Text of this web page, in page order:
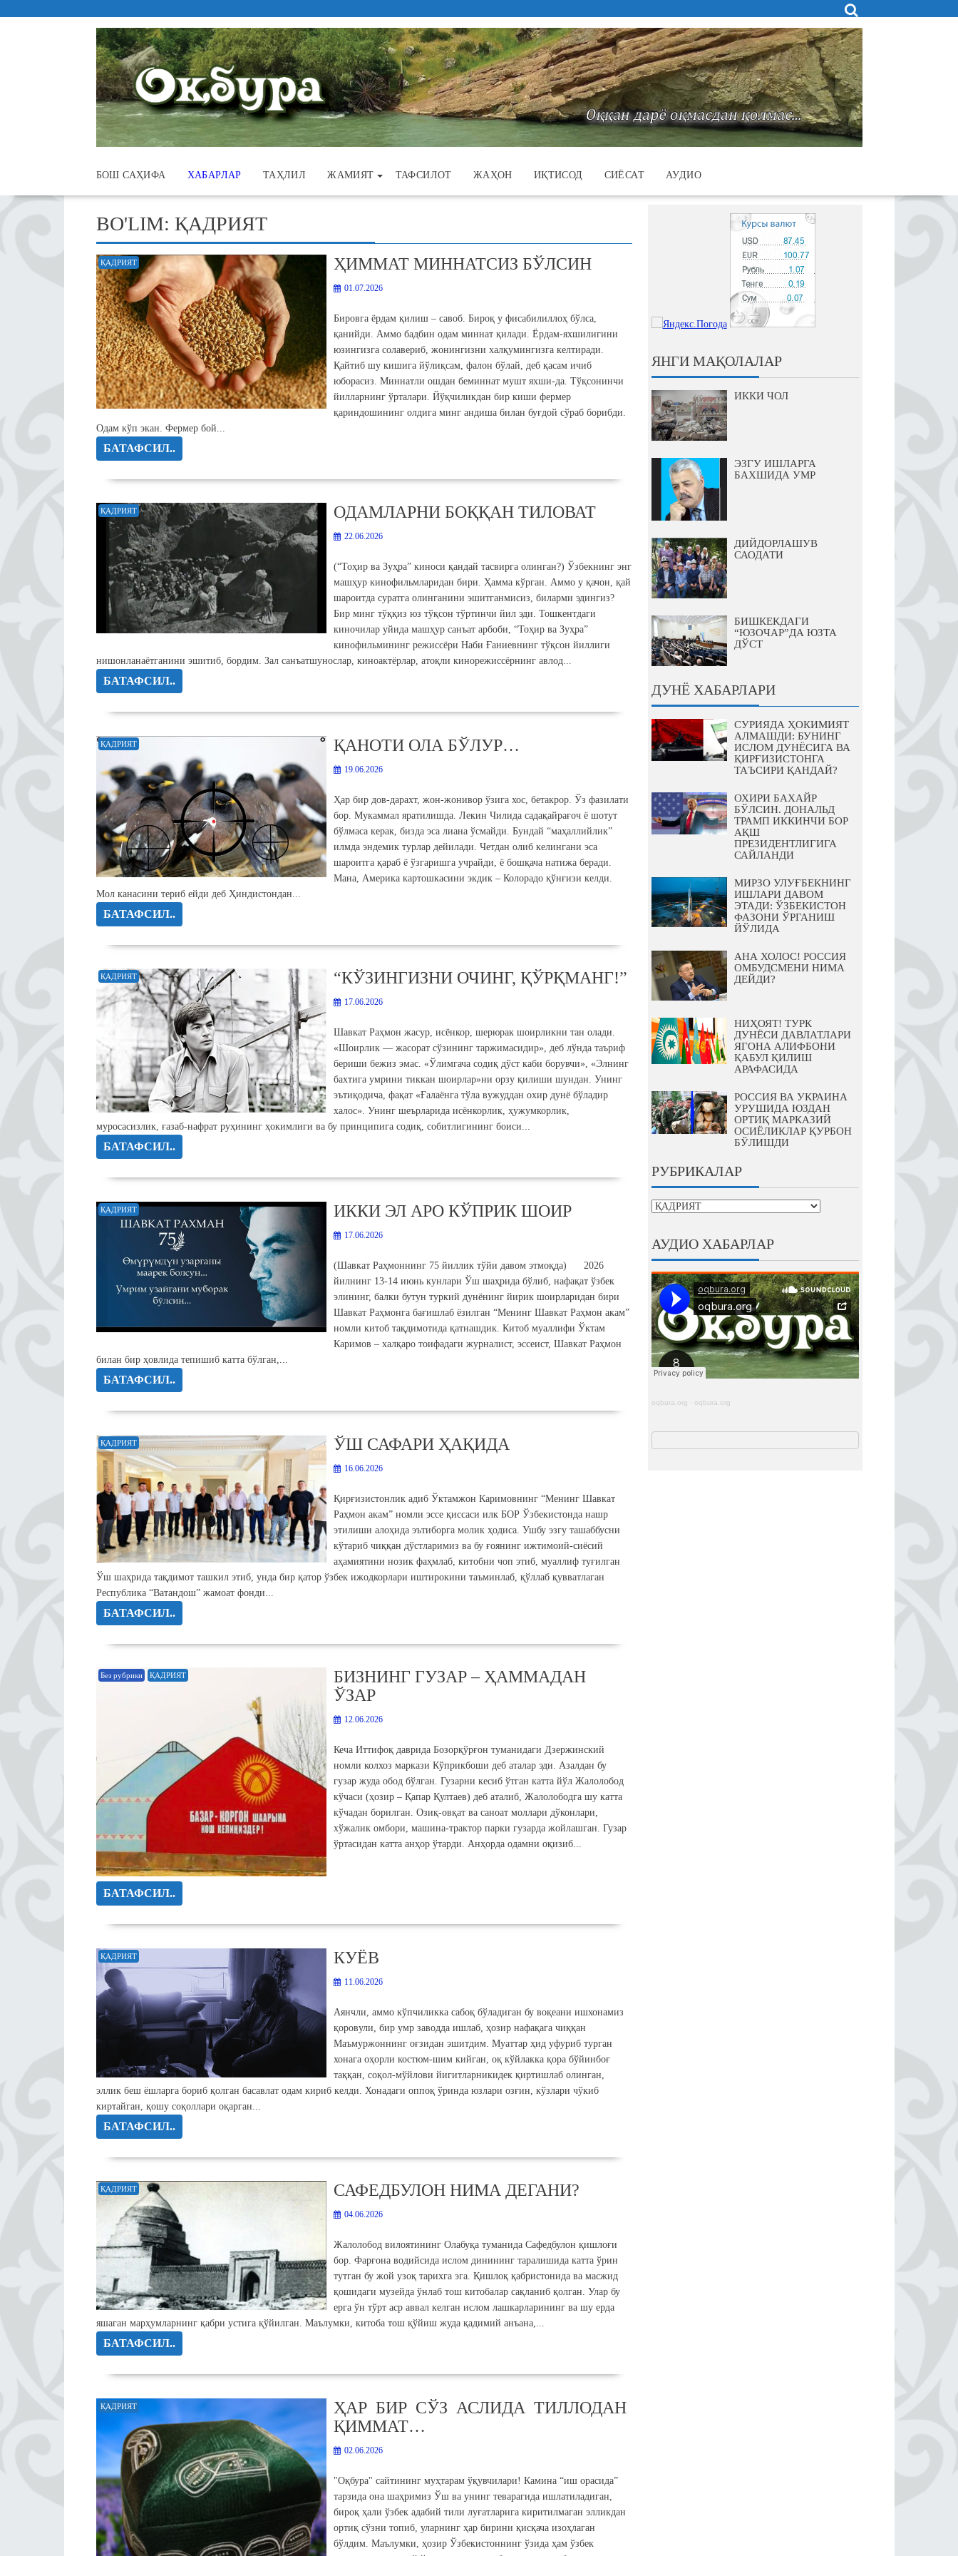
БОШ САҲИФА ХАБАРЛАР ТАҲЛИЛ ЖАМИЯТ ТАФСИЛОТ ЖАҲОН ИҚТИСОД СИЁСАТ АУДИО
BO'LIM: ҚАДРИЯТ
ҚАДРИЯТ ҲИММАТ МИННАТСИЗ БЎЛСИН
01.07.2026
Бировга ёрдам қилиш – савоб. Бироқ у фисабилиллоҳ бўлса,
қанийди. Аммо бадбин одам миннат қилади. Ёрдам-яхшилигини
юзингизга солавериб, жонингизни халқумингизга келтиради.
Қайтиб шу кишига йўлиқсам, фалон бўлай, деб қасам ичиб
юборасиз. Миннатли ошдан беминнат мушт яхши-да. Тўқсонинчи
йилларнинг ўрталари. Йўқчиликдан бир киши фермер
қариндошининг олдига минг андиша билан буғдой сўраб борибди.
Одам кўп экан. Фермер бой...
БАТАФСИЛ..
ҚАДРИЯТ ОДАМЛАРНИ БОҚҚАН ТИЛОВАТ
22.06.2026
(“Тоҳир ва Зуҳра” киноси қандай тасвирга олинган?) Ўзбекнинг энг
машҳур кинофильмларидан бири. Ҳамма кўрган. Аммо у қачон, қай
шароитда суратга олинганини эшитганмисиз, биларми эдингиз?
Бир минг тўққиз юз тўқсон тўртинчи йил эди. Тошкентдаги
киночилар уйида машҳур санъат арбоби, “Тоҳир ва Зуҳра”
кинофильмининг режиссёри Наби Ғаниевнинг тўқсон йиллиги
нишонланаётганини эшитиб, бордим. Зал санъатшунослар, киноактёрлар, атоқли кинорежиссёрнинг авлод...
БАТАФСИЛ..
ҚАДРИЯТ ҚАНОТИ ОЛА БЎЛУР…
19.06.2026
Ҳар бир дов-дарахт, жон-жонивор ўзига хос, бетакрор. Ўз фазилати
бор. Мукаммал яратилишда. Лекин Чилида садақайрағоч ё шотут
бўлмаса керак, бизда эса лиана ўсмайди. Бундай “маҳаллийлик”
илмда эндемик турлар дейилади. Четдан олиб келингани эса
шароитга қараб ё ўзгаришга учрайди, ё бошқача натижа беради.
Мана, Америка картошкасини экдик – Колорадо қўнғизи келди.
Мол канасини териб ейди деб Ҳиндистондан...
БАТАФСИЛ..
ҚАДРИЯТ “КЎЗИНГИЗНИ ОЧИНГ, ҚЎРҚМАНГ!”
17.06.2026
Шавкат Раҳмон жасур, исёнкор, шерюрак шоирликни тан олади.
«Шоирлик — жасорат сўзининг таржимасидир», деб лўнда таъриф
бериши бежиз эмас. «Ўлимгача содиқ дўст каби борувчи», «Элнинг
бахтига умрини тиккан шоирлар»ни орзу қилиши шундан. Унинг
эътиқодича, фақат «Ғалаёнга тўла вужуддан охир дунё бўладир
халос». Унинг шеърларида исёнкорлик, ҳужумкорлик,
муросасизлик, ғазаб-нафрат руҳининг ҳокимлиги ва бу принципига содиқ, собитлигининг боиси...
БАТАФСИЛ..
ҚАДРИЯТ ИККИ ЭЛ АРО КЎПРИК ШОИР
17.06.2026
(Шавкат Раҳмоннинг 75 йиллик тўйи давом этмоқда) 2026
йилнинг 13-14 июнь кунлари Ўш шаҳрида бўлиб, нафақат ўзбек
элининг, балки бутун туркий дунёнинг йирик шоирларидан бири
Шавкат Раҳмонга бағишлаб ёзилган “Менинг Шавкат Раҳмон акам”
номли китоб тақдимотида қатнашдик. Китоб муаллифи Ўктам
Каримов – халқаро тоифадаги журналист, эссеист, Шавкат Раҳмон
билан бир ҳовлида тепишиб катта бўлган,...
БАТАФСИЛ..
ҚАДРИЯТ ЎШ САФАРИ ҲАҚИДА
16.06.2026
Қирғизистонлик адиб Ўктамжон Каримовнинг “Менинг Шавкат
Раҳмон акам” номли эссе қиссаси илк БОР Ўзбекистонда нашр
этилиши алоҳида эътиборга молик ҳодиса. Ушбу эзгу ташаббусни
кўтариб чиққан дўстларимиз ва бу ғоянинг ижтимоий-сиёсий
аҳамиятини нозик фаҳмлаб, китобни чоп этиб, муаллиф туғилган
Ўш шаҳрида тақдимот ташкил этиб, унда бир қатор ўзбек ижодкорлари иштирокини таъминлаб, қўллаб қувватлаган
Республика “Ватандош” жамоат фонди...
БАТАФСИЛ..
Без рубрики ҚАДРИЯТ
БИЗНИНГ ГУЗАР – ҲАММАДАН
ЎЗАР
12.06.2026
Кеча Иттифоқ даврида Бозорқўрғон туманидаги Дзержинский
номли колхоз маркази Кўприкбоши деб аталар эди. Азалдан бу
гузар жуда обод бўлган. Гузарни кесиб ўтган катта йўл Жалолобод
кўчаси (ҳозир – Қапар Қултаев) деб аталиб, Жалолободга шу катта
кўчадан борилган. Озиқ-овқат ва саноат моллари дўконлари,
хўжалик омбори, машина-трактор парки гузарда жойлашган. Гузар
ўртасидан катта анҳор ўтарди. Анҳорда одамни оқизиб...
БАТАФСИЛ..
ҚАДРИЯТ КУЁВ
11.06.2026
Аянчли, аммо кўпчиликка сабоқ бўладиган бу воқеани ишхонамиз
қоровули, бир умр заводда ишлаб, ҳозир нафақага чиққан
Маъмуржоннинг оғзидан эшитдим. Муаттар ҳид уфуриб турган
хонага оҳорли костюм-шим кийган, оқ кўйлакка қора бўйинбоғ
таққан, соқол-мўйлови йигитларникидек қиртишлаб олинган,
эллик беш ёшларга бориб қолган басавлат одам кириб келди. Хонадаги оппоқ ўринда юзлари озғин, кўзлари чўкиб
киртайган, қошу соқоллари оқарган...
БАТАФСИЛ..
ҚАДРИЯТ САФЕДБУЛОН НИМА ДЕГАНИ?
04.06.2026
Жалолобод вилоятининг Олабуқа туманида Сафедбулон қишлоғи
бор. Фарғона водийсида ислом динининг таралишида катта ўрин
тутган бу жой узоқ тарихга эга. Қишлоқ қабристонида ва масжид
қошидаги музейда ўнлаб тош китобалар сақланиб қолган. Улар бу
ерга ўн тўрт аср аввал келган ислом лашкарларининг ва шу ерда
яшаган марҳумларнинг қабри устига қўйилган. Маълумки, китоба тош қўйиш жуда қадимий анъана,...
БАТАФСИЛ..
ҚАДРИЯТ
ҲАР БИР СЎЗ АСЛИДА ТИЛЛОДАН
ҚИММАТ…
02.06.2026
"Оқбура" сайтининг муҳтарам ўқувчилари! Камина “иш орасида”
тарзида она шаҳримиз Ўш ва унинг теварагида ишлатиладиган,
бироқ ҳали ўзбек адабий тили луғатларига киритилмаган элликдан
ортиқ сўзни топиб, уларнинг ҳар бирини қисқача изоҳлаган
бўлдим. Маълумки, ҳозир Ўзбекистоннинг ўзида ҳам ўзбек
ЯНГИ МАҚОЛАЛАР
ИККИ ЧОЛ
ЭЗГУ ИШЛАРГА
БАХШИДА УМР
ДИЙДОРЛАШУВ
САОДАТИ
БИШКЕКДАГИ
“ЮЗОЧАР”ДА ЮЗТА
ДЎСТ
ДУНЁ ХАБАРЛАРИ
СУРИЯДА ҲОКИМИЯТ
АЛМАШДИ: БУНИНГ
ИСЛОМ ДУНЁСИГА ВА
ҚИРҒИЗИСТОНГА
ТАЪСИРИ ҚАНДАЙ?
ОХИРИ БАХАЙР
БЎЛСИН. ДОНАЛЬД
ТРАМП ИККИНЧИ БОР
АҚШ
ПРЕЗИДЕНТЛИГИГА
САЙЛАНДИ
МИРЗО УЛУҒБЕКНИНГ
ИШЛАРИ ДАВОМ
ЭТАДИ: ЎЗБЕКИСТОН
ФАЗОНИ ЎРГАНИШ
ЙЎЛИДА
АНА ХОЛОС! РОССИЯ
ОМБУДСМЕНИ НИМА
ДЕЙДИ?
НИҲОЯТ! ТУРК
ДУНЁСИ ДАВЛАТЛАРИ
ЯГОНА АЛИФБОНИ
ҚАБУЛ ҚИЛИШ
АРАФАСИДА
РОССИЯ ВА УКРАИНА
УРУШИДА ЮЗДАН
ОРТИҚ МАРКАЗИЙ
ОСИЁЛИКЛАР ҚУРБОН
БЎЛИШДИ
РУБРИКАЛАР
рубрикалар
АУДИО ХАБАРЛАР
oqbura.org · oqbura.org